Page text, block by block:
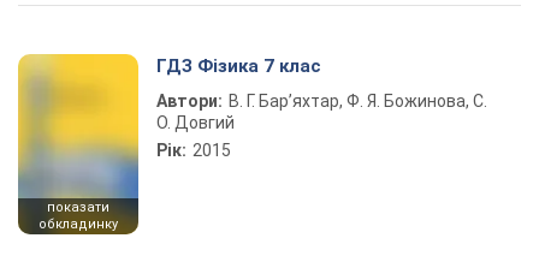
Play Video
показати
обкладинку
ГДЗ Фізика 7 клас
Автори: В. Г. Бар’яхтар, Ф. Я. Божинова, С.
О. Довгий
Рік: 2015